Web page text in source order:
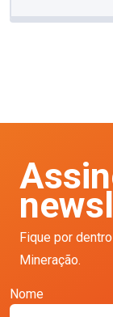
Fique por
Mineração.
Nome